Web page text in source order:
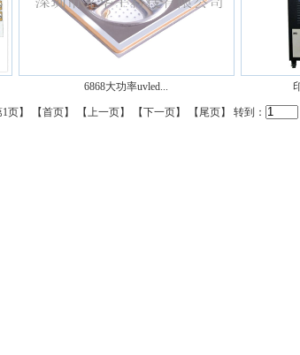
6868大功率uvled...
1页】 【首页】 【上一页】 【下一页】 【尾页】 转到：